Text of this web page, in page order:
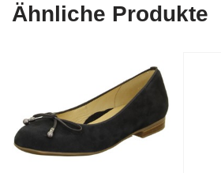
Ähnliche Produkte